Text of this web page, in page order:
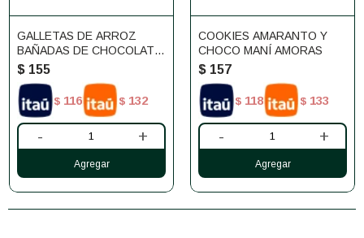
GALLETAS DE ARROZ
BAÑADAS DE CHOCOLATE
SIN GLUTEN DELUXE
$ 155
$ 116 $ 132
- +
COOKIES AMARANTO Y
CHOCO MANÍ AMORAS
$ 157
$ 118 $ 133
- +